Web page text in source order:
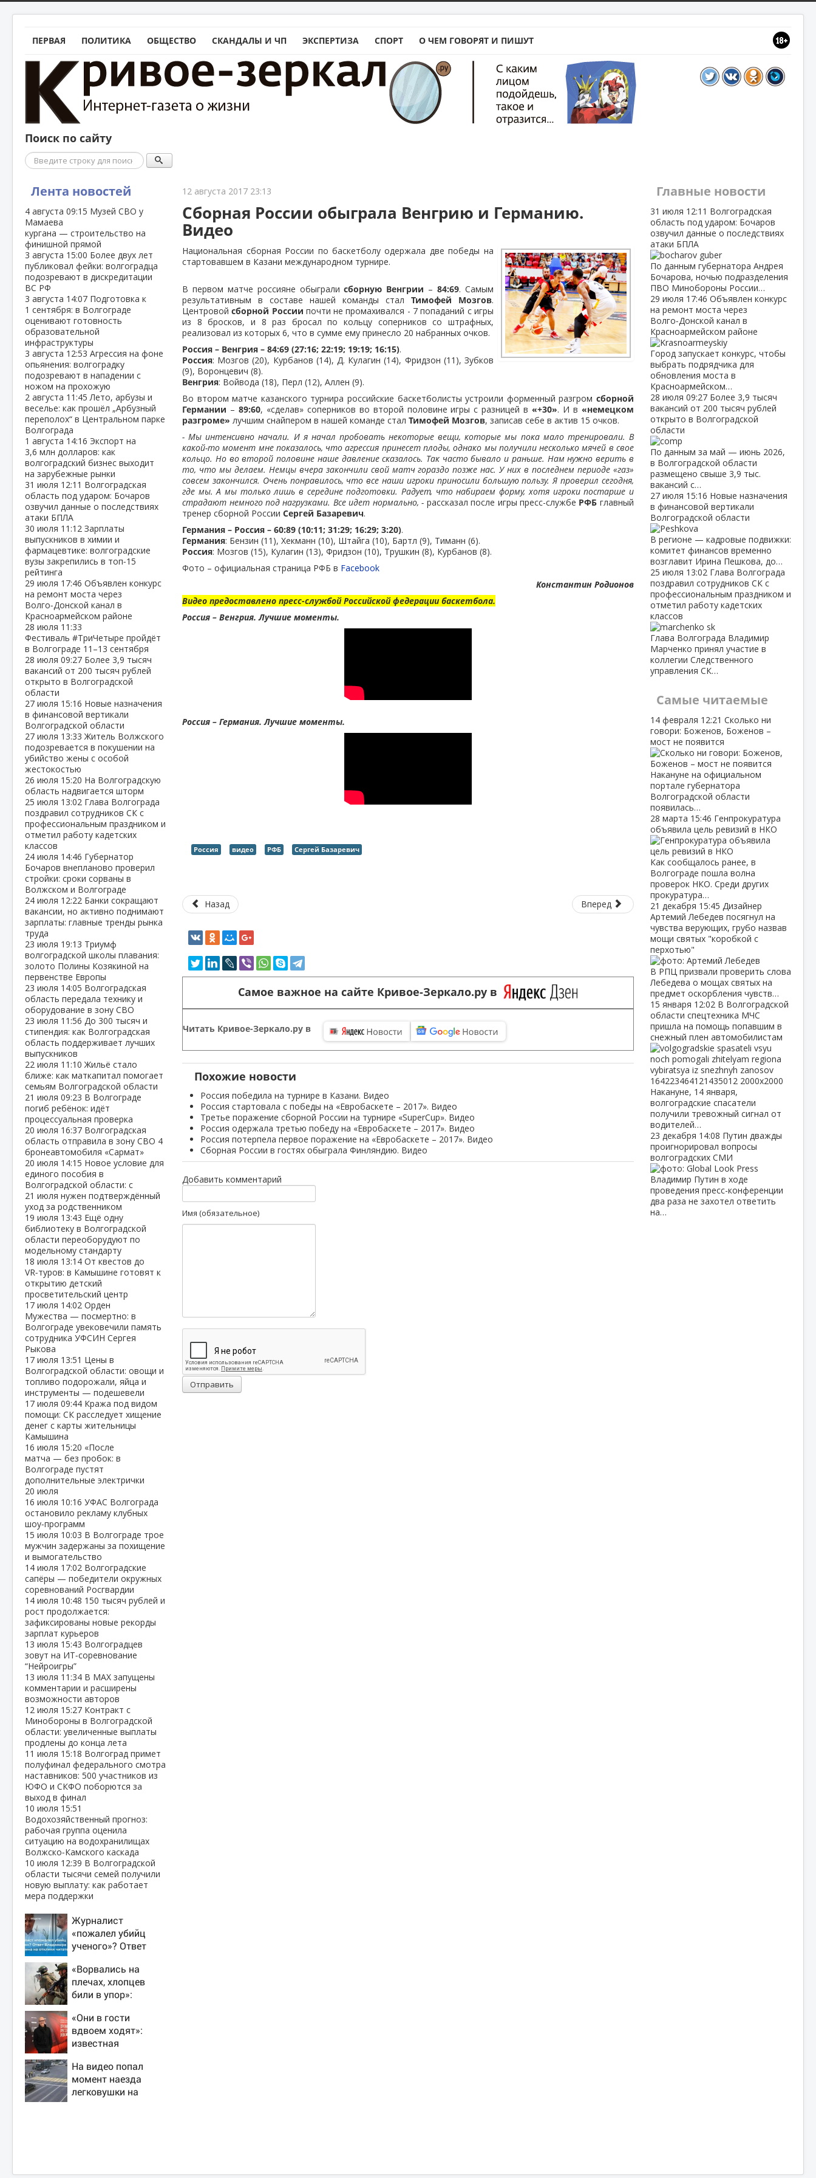
ПЕРВАЯ ПОЛИТИКА ОБЩЕСТВО СКАНДАЛЫ И ЧП ЭКСПЕРТИЗА СПОРТ О ЧЕМ ГОВОРЯТ И ПИШУТ
Поиск по сайту
Поиск
Лента новостей
4 августа 09:15 Музей СВО у
Мамаева
кургана — строительство на
финишной прямой
3 августа 15:00 Более двух лет
публиковал фейки: волгоградца
подозревают в дискредитации
ВС РФ
3 августа 14:07 Подготовка к
1 сентября: в Волгограде
оценивают готовность
образовательной
инфраструктуры
3 августа 12:53 Агрессия на фоне
опьянения: волгоградку
подозревают в нападении с
ножом на прохожую
2 августа 11:45Лето, арбузы и
веселье: как прошёл „Арбузный
переполох“ в Центральном парке
Волгограда
1 августа 14:16 Экспорт на
3,6 млн долларов: как
волгоградский бизнес выходит
на зарубежные рынки
31 июля 12:11 Волгоградская
область под ударом: Бочаров
озвучил данные о последствиях
атаки БПЛА
30 июля 11:12 Зарплаты
выпускников в химии и
фармацевтике: волгоградские
вузы закрепились в топ‑15
рейтинга
29 июля 17:46 Объявлен конкурс
на ремонт моста через
Волго‑Донской канал в
Красноармейском районе
28 июля 11:33
Фестиваль #ТриЧетыре пройдёт
в Волгограде 11–13 сентября
28 июля 09:27 Более 3,9 тысяч
вакансий от 200 тысяч рублей
открыто в Волгоградской
области
27 июля 15:16 Новые назначения
в финансовой вертикали
Волгоградской области
27 июля 13:33Житель Волжского
подозревается в покушении на
убийство жены с особой
жестокостью
26 июля 15:20 На Волгоградскую
область надвигается шторм
25 июля 13:02 Глава Волгограда
поздравил сотрудников СК с
профессиональным праздником и
отметил работу кадетских
классов
24 июля 14:46 Губернатор
Бочаров внепланово проверил
стройки: сроки сорваны в
Волжском и Волгограде
24 июля 12:22 Банки сокращают
вакансии, но активно поднимают
зарплаты: главные тренды рынка
труда
23 июля 19:13 Триумф
волгоградской школы плавания:
золото Полины Козякиной на
первенстве Европы
23 июля 14:05 Волгоградская
область передала технику и
оборудование в зону СВО
23 июля 11:56 До 300 тысяч и
стипендия: как Волгоградская
область поддерживает лучших
выпускников
22 июля 11:10Жильё стало
ближе: как маткапитал помогает
семьям Волгоградской области
21 июля 09:23 В Волгограде
погиб ребёнок: идёт
процессуальная проверка
20 июля 16:37 Волгоградская
область отправила в зону СВО 4
бронеавтомобиля «Сармат»
20 июля 14:15 Новое условие для
единого пособия в
Волгоградской области: с
21 июля нужен подтверждённый
уход за родственником
19 июля 13:43 Ещё одну
библиотеку в Волгоградской
области переоборудуют по
модельному стандарту
18 июля 13:14 От квестов до
VR‑туров: в Камышине готовят к
открытию детский
просветительский центр
17 июля 14:02 Орден
Мужества — посмертно: в
Волгограде увековечили память
сотрудника УФСИН Сергея
Рыкова
17 июля 13:51 Цены в
Волгоградской области: овощи и
топливо подорожали, яйца и
инструменты — подешевели
17 июля 09:44 Кража под видом
помощи: СК расследует хищение
денег с карты жительницы
Камышина
16 июля 15:20 «После
матча — без пробок: в
Волгограде пустят
дополнительные электрички
20 июля
16 июля 10:16 УФАС Волгограда
остановило рекламу клубных
шоу‑программ
15 июля 10:03 В Волгограде трое
мужчин задержаны за похищение
и вымогательство
14 июля 17:02 Волгоградские
сапёры — победители окружных
соревнований Росгвардии
14 июля 10:48 150 тысяч рублей и
рост продолжается:
зафиксированы новые рекорды
зарплат курьеров
13 июля 15:43 Волгоградцев
зовут на ИТ‑соревнование
“Нейроигры”
13 июля 11:34 В МАХ запущены
комментарии и расширены
возможности авторов
12 июля 15:27 Контракт с
Минобороны в Волгоградской
области: увеличенные выплаты
продлены до конца лета
11 июля 15:18 Волгоград примет
полуфинал федерального смотра
наставников: 500 участников из
ЮФО и СКФО поборются за
выход в финал
10 июля 15:51
Водохозяйственный прогноз:
рабочая группа оценила
ситуацию на водохранилищах
Волжско‑Камского каскада
10 июля 12:39 В Волгоградской
области тысячи семей получили
новую выплату: как работает
мера поддержки
Журналист
«пожалел убийц
ученого»? Ответ
Ворсобина на
отклики читателей
«Ворвались на
плечах, хлопцев
били в упор»:
Дружковка стала
могильником для
«птах Мадьяра»
«Они в гости
вдвоем ходят»:
известная
подтвердила роман
Бондарчука и
Исаковой
На видео попал
момент наезда
легковушки на
12 августа 2017 23:13
Сборная России обыграла Венгрию и Германию.
Видео
Национальная сборная России по баскетболу одержала две победы на
стартовавшем в Казани международном турнире.
В первом матче россияне обыгралисборную Венгрии –84:69. Самым
результативным в составе нашей команды стал Тимофей Мозгов.
Центровойсборной России почти не промахивался - 7 попаданий с игры
из 8 бросков, и 8 раз бросал по кольцу соперников со штрафных,
реализовал из которых 6, что в сумме ему принесло 20 набранных очков.
Россия – Венгрия – 84:69 (27:16; 22:19; 19:19; 16:15).
Россия: Мозгов (20), Курбанов (14), Д. Кулагин (14), Фридзон (11), Зубков
(9), Воронцевич (8).
Венгрия: Войвода (18), Перл (12), Аллен (9).
Во втором матче казанского турнира российские баскетболисты устроили форменный разгром сборной
Германии – 89:60, «сделав» соперников во второй половине игры с разницей в«+30». И в «немецком
разгроме» лучшим снайпером в нашей команде сталТимофей Мозгов, записав себе в актив 15 очков.
- Мы интенсивно начали. И я начал пробовать некоторые вещи, которые мы пока мало тренировали. В
какой-то момент мне показалось, что агрессия принесет плоды, однако мы получили несколько мячей в свое
кольцо. Но во второй половине наше давление сказалось. Так часто бывало и раньше. Нам нужно верить в
то, что мы делаем. Немцы вчера закончили свой матч гораздо позже нас. У них в последнем периоде «газ»
совсем закончился. Очень понравилось, что все наши игроки приносили большую пользу. Я проверил сегодня,
где мы. А мы только лишь в середине подготовки. Радует, что набираем форму, хотя игроки постарше и
страдают немного под нагрузками. Все идет нормально, - рассказал после игры пресс-службе РФБ главный
тренер сборной РоссииСергей Базаревич.
Германия – Россия – 60:89 (10:11; 31:29; 16:29; 3:20).
Германия: Бензин (11), Хекманн (10), Штайга (10), Бартл (9), Тиманн (6).
Россия: Мозгов (15), Кулагин (13), Фридзон (10), Трушкин (8), Курбанов (8).
Фото – официальная страница РФБ в Facebook
Константин Родионов
Видео предоставлено пресс-службой Российской федерации баскетбола.
Россия – Венгрия. Лучшие моменты.
Россия – Германия. Лучшие моменты.
Россия видео РФБ Сергей Базаревич
Назад Вперед
Самое важное на сайте Кривое-Зеркало.ру в
Читать Кривое-Зеркало.ру в
Похожие новости
Россия победила на турнире в Казани. Видео
Россия стартовала с победы на «Евробаскете – 2017». Видео
Третье поражение сборной России на турнире «SuperCup». Видео
Россия одержала третью победу на «Евробаскете – 2017». Видео
Россия потерпела первое поражение на «Евробаскете – 2017». Видео
Сборная России в гостях обыграла Финляндию. Видео
Добавить комментарий
Имя (обязательное)
Отправить
Главные новости
31 июля 12:11 Волгоградская
область под ударом: Бочаров
озвучил данные о последствиях
атаки БПЛА
По данным губернатора Андрея
Бочарова, ночью подразделения
ПВО Минобороны России…
29 июля 17:46 Объявлен конкурс
на ремонт моста через
Волго‑Донской канал в
Красноармейском районе
Город запускает конкурс, чтобы
выбрать подрядчика для
обновления моста в
Красноармейском…
28 июля 09:27 Более 3,9 тысяч
вакансий от 200 тысяч рублей
открыто в Волгоградской
области
По данным за май — июнь 2026,
в Волгоградской области
размещено свыше 3,9 тыс.
вакансий с…
27 июля 15:16 Новые назначения
в финансовой вертикали
Волгоградской области
В регионе — кадровые подвижки:
комитет финансов временно
возглавит Ирина Пешкова, до…
25 июля 13:02 Глава Волгограда
поздравил сотрудников СК с
профессиональным праздником и
отметил работу кадетских
классов
Глава Волгограда Владимир
Марченко принял участие в
коллегии Следственного
управления СК…
Самые читаемые
14 февраля 12:21 Сколько ни
говори: Боженов, Боженов –
мост не появится
Накануне на официальном
портале губернатора
Волгоградской области
появилась…
28 марта 15:46 Генпрокуратура
объявила цель ревизий в НКО
Как сообщалось ранее, в
Волгограде пошла волна
проверок НКО. Среди других
прокуратура…
21 декабря 15:45 Дизайнер
Артемий Лебедев посягнул на
чувства верующих, грубо назвав
мощи святых "коробкой с
перхотью"
В РПЦ призвали проверить слова
Лебедева о мощах святых на
предмет оскорбления чувств…
15 января 12:02 В Волгоградской
области спецтехника МЧС
пришла на помощь попавшим в
снежный плен автомобилистам
Накануне, 14 января,
волгоградские спасатели
получили тревожный сигнал от
водителей…
23 декабря 14:08 Путин дважды
проигнорировал вопросы
волгоградских СМИ
Владимир Путин в ходе
проведения пресс-конференции
два раза не захотел ответить
на…